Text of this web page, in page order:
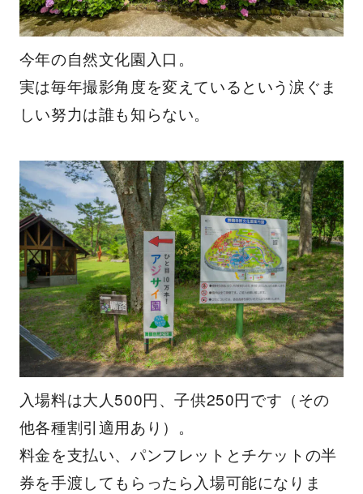
今年の自然文化園入口。
実は毎年撮影角度を変えているという涙ぐま
しい努力は誰も知らない。
入場料は大人500円、子供250円です（その
他各種割引適用あり）。
料金を支払い、パンフレットとチケットの半
券を手渡してもらったら入場可能になりま